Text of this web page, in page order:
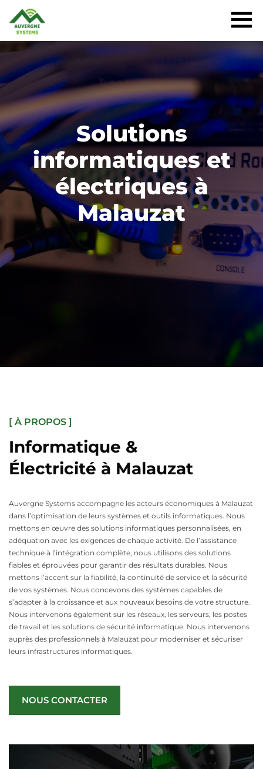
Solutions
informatiques et
électriques à
Malauzat
[ À PROPOS ]
Informatique &
Électricité à Malauzat
Auvergne Systems accompagne les acteurs économiques à Malauzat
dans l’optimisation de leurs systèmes et outils informatiques. Nous
mettons en œuvre des solutions informatiques personnalisées, en
adéquation avec les exigences de chaque activité. De l’assistance
technique à l’intégration complète, nous utilisons des solutions
fiables et éprouvées pour garantir des résultats durables. Nous
mettons l’accent sur la fiabilité, la continuité de service et la sécurité
de vos systèmes. Nous concevons des systèmes capables de
s’adapter à la croissance et aux nouveaux besoins de votre structure.
Nous intervenons également sur les réseaux, les serveurs, les postes
de travail et les solutions de sécurité informatique. Nous intervenons
auprès des professionnels à Malauzat pour moderniser et sécuriser
leurs infrastructures informatiques.
NOUS CONTACTER